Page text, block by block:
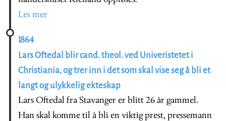
Les mer
1864
Lars Oftedal blir cand. theol. ved Univeristetet i
Christiania, og trer inn i det som skal vise seg å bli et
langt og ulykkelig ekteskap
Lars Oftedal fra Stavanger er blitt 26 år gammel.
Han skal komme til å bli en viktig prest, pressemann